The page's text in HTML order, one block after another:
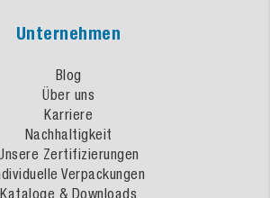
Unternehmen
Blog
Über uns
Karriere
Nachhaltigkeit
Zertifizierungen
Verpackungen
Kataloge & Downloads